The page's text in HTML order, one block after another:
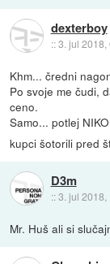
dexterboy
::3. jul 2018,
Khm... čredni
Po svoje me čudi,
ceno.
Samo... potlej
kupci šotorili pred
D3m
::3. jul 2018,
Mr. Huš ali si